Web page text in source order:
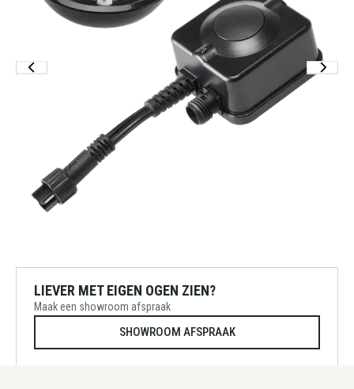
LIEVER MET EIGEN OGEN ZIEN?
Maak een showroom afspraak
SHOWROOM AFSPRAAK